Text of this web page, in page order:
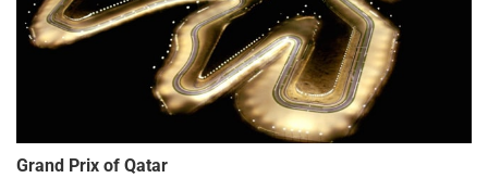
Grand Prix of Qatar